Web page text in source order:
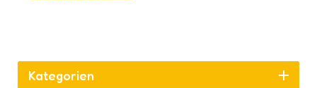
Kategorien